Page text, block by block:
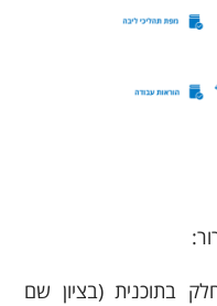
בתוכנית (בציון שם